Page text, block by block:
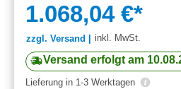
1.068,04 €*
zzgl. Versand | inkl. MwSt.
Versand erfolgt am
Lieferung in 1-3 Werktagen